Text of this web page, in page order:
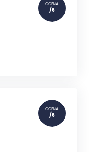
OCENA
/6
OCENA
/6